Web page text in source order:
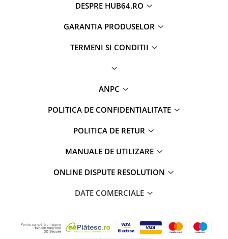
DESPRE HUB64.RO
GARANTIA PRODUSELOR
TERMENI SI CONDITII
ANPC
POLITICA DE CONFIDENTIALITATE
POLITICA DE RETUR
MANUALE DE UTILIZARE
ONLINE DISPUTE RESOLUTION
DATE COMERCIALE